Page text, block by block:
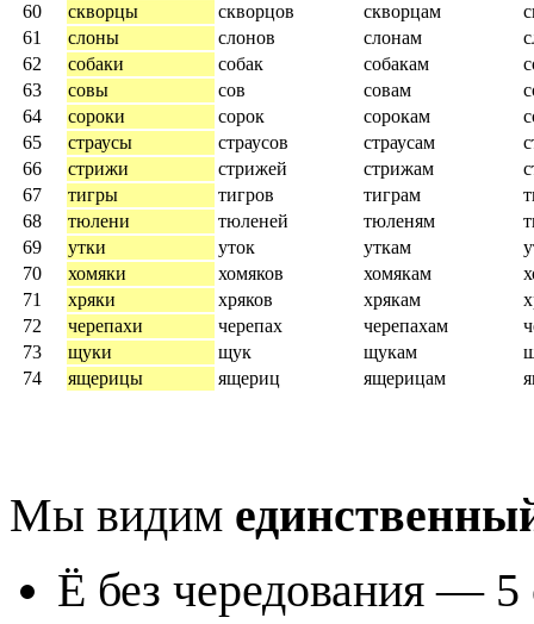
60
скворцы скворцов скворцам
61
слоны слонов слонам
62
собаки собак собакам
63
совы сов совам
64
сороки сорок сорокам
65
страусы страусов страусам
66
стрижи стрижей стрижам
67
тигры тигров тиграм
68
тюлени тюленей тюленям
69
утки уток уткам
70
хомяки хомяков хомякам
71
хряки хряков хрякам
72
черепахи черепах черепахам
73
щуки щук щукам
74
ящерицы ящериц ящерицам
Мы видим
Ё без чередования — 5